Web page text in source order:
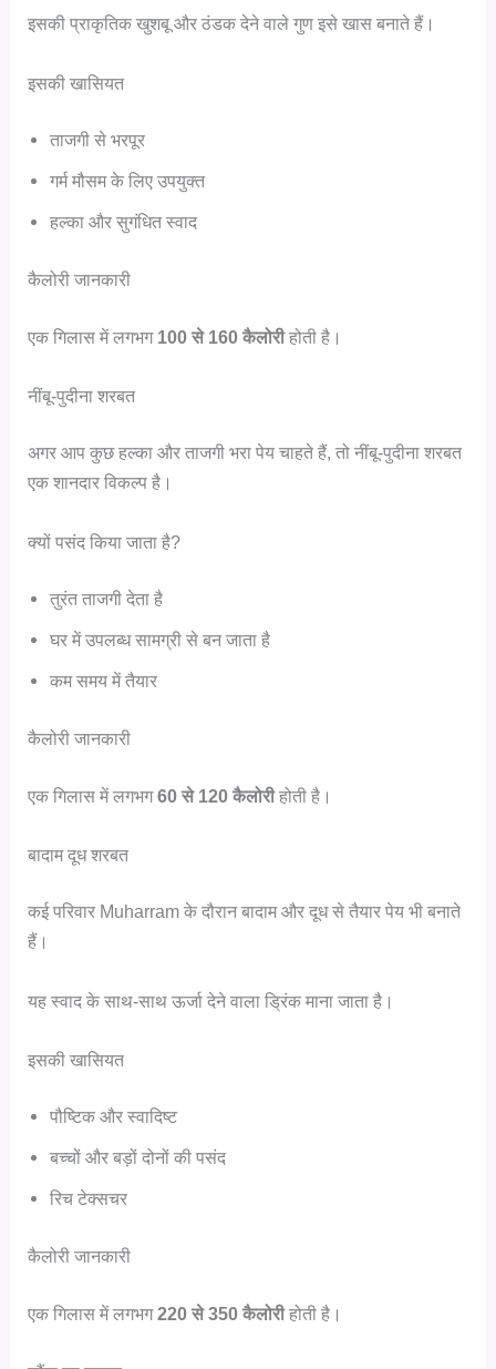
इसकी प्राकृतिक खुशबू और ठंडक देने वाले गुण इसे खास बनाते हैं।
इसकी खासियत
ताजगी से भरपूर
गर्म मौसम के लिए उपयुक्त
हल्का और सुगंधित स्वाद
कैलोरी जानकारी
एक गिलास में लगभग 100 से 160 कैलोरीहोती है।
नींबू-पुदीना शरबत
अगर आप कुछ हल्का और ताजगी भरा पेय चाहते हैं, तो नींबू-पुदीना शरबत
एक शानदार विकल्प है।
क्यों पसंद किया जाता है?
तुरंत ताजगी देता है
घर में उपलब्ध सामग्री से बन जाता है
कम समय में तैयार
कैलोरी जानकारी
एक गिलास में लगभग60 से 120 कैलोरीहोती है।
बादाम दूध शरबत
कई परिवार Muharram के दौरान बादाम और दूध से तैयार पेय भी बनाते
हैं।
यह स्वाद के साथ-साथ ऊर्जा देने वाला ड्रिंक माना जाता है।
इसकी खासियत
पौष्टिक और स्वादिष्ट
बच्चों और बड़ों दोनों की पसंद
रिच टेक्सचर
कैलोरी जानकारी
एक गिलास में लगभग220 से 350 कैलोरीहोती है।